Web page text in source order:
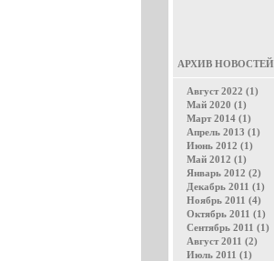
АРХИВ НОВОСТЕЙ
Август 2022 (1)
Май 2020 (1)
Март 2014 (1)
Апрель 2013 (1)
Июнь 2012 (1)
Май 2012 (1)
Январь 2012 (2)
Декабрь 2011 (1)
Ноябрь 2011 (4)
Октябрь 2011 (1)
Сентябрь 2011 (1)
Август 2011 (2)
Июль 2011 (1)